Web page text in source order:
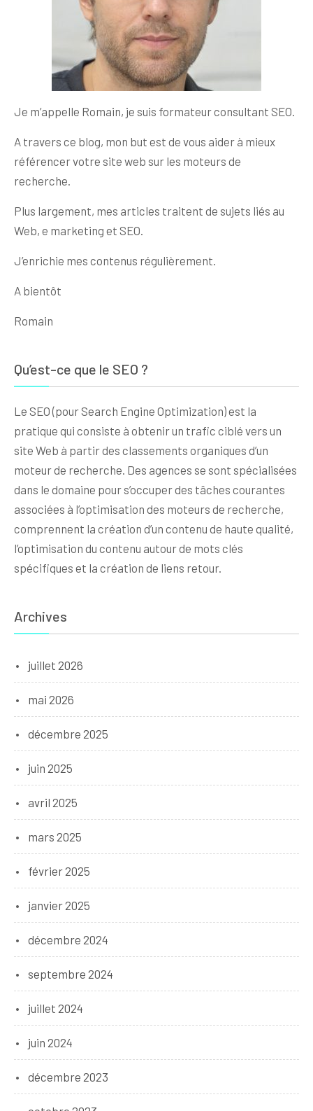
Je m’appelle Romain, je suis formateur consultant SEO.
A travers ce blog, mon but est de vous aider à mieux
référencer votre site web sur les moteurs de
recherche.
Plus largement, mes articles traitent de sujets liés au
Web, e marketing et SEO.
J’enrichie mes contenus régulièrement.
A bientôt
Romain
Qu’est-ce que le SEO ?
Le SEO (pour Search Engine Optimization) est la
pratique qui consiste à obtenir un trafic ciblé vers un
site Web à partir des classements organiques d’un
moteur de recherche. Des agences se sont spécialisées
dans le domaine pour s’occuper des tâches courantes
associées à l’optimisation des moteurs de recherche,
comprennent la création d’un contenu de haute qualité,
l’optimisation du contenu autour de mots clés
spécifiques et la création de liens retour.
Archives
juillet 2026
mai 2026
décembre 2025
juin 2025
avril 2025
mars 2025
février 2025
janvier 2025
décembre 2024
septembre 2024
juillet 2024
juin 2024
décembre 2023